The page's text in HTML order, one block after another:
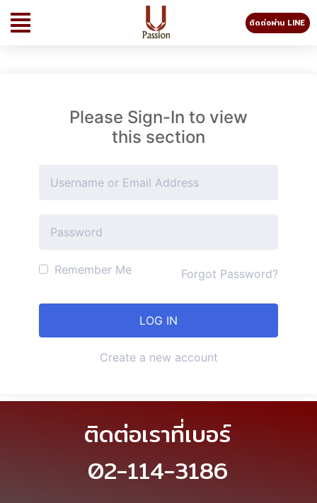
ติดต่อผ่าน LINE
Please Sign-In to view
this section
Remember Me Forgot Password?
Create a new account
ติดต่อเราที่เบอร์
02-114-3186